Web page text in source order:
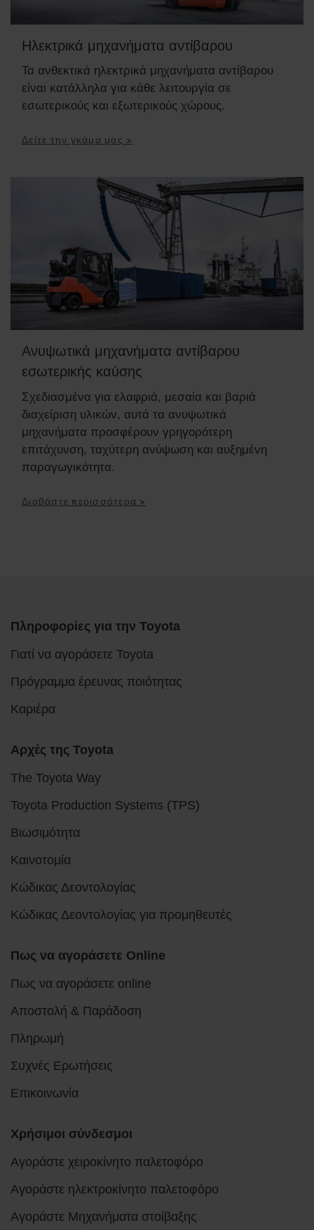
Ηλεκτρικά μηχανήματα αντίβαρου
Τα ανθεκτικά ηλεκτρικά μηχανήματα αντίβαρου
είναι κατάλληλα για κάθε λειτουργία σε
εσωτερικούς και εξωτερικούς χώρους.
Δείτε την γκάμα μας >
Ανυψωτικά μηχανήματα αντίβαρου
εσωτερικής καύσης
Σχεδιασμένα για ελαφριά, μεσαία και βαριά
διαχείριση υλικών, αυτά τα ανυψωτικά
μηχανήματα προσφέρουν γρηγορότερη
επιτάχυνση, ταχύτερη ανύψωση και αυξημένη
παραγωγικότητα.
Διαβάστε περισσότερα >
Πληροφορίες για την Toyota
Γιατί να αγοράσετε Toyota
Πρόγραμμα έρευνας ποιότητας
Καριέρα
Αρχές της Toyota
The Toyota Way
Toyota Production Systems (TPS)
Βιωσιμότητα
Καινοτομία
Κώδικας Δεοντολογίας
Κώδικας Δεοντολογίας για προμηθευτές
Πως να αγοράσετε Online
Πως να αγοράσετε online
Αποστολή & Παράδοση
Πληρωμή
Συχνές Ερωτήσεις
Επικοινωνία
Χρήσιμοι σύνδεσμοι
Αγοράστε χειροκίνητο παλετοφόρο
Αγοράστε ηλεκτροκίνητο παλετοφόρο
Αγοράστε Μηχανήματα στοίβαξης